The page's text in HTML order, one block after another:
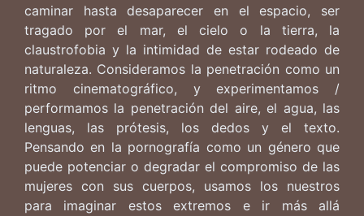
caminar hasta desaparecer en el espacio, ser
tragado por el mar, el cielo o la tierra, la
claustrofobia y la intimidad de estar rodeado de
naturaleza. Consideramos la penetración como un
ritmo cinematográfico, y experimentamos /
performamos la penetración del aire, el agua, las
lenguas, las prótesis, los dedos y el texto.
Pensando en la pornografía como un género que
puede potenciar o degradar el compromiso de las
mujeres con sus cuerpos, usamos los nuestros
para imaginar estos extremos e ir más allá